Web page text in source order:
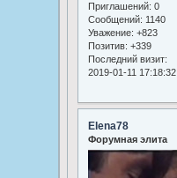
Приглашений: 0
Сообщений: 1140
Уважение: +823
Позитив: +339
Последний визит:
2019-01-11 17:18:32
Elena78
Форумная элита